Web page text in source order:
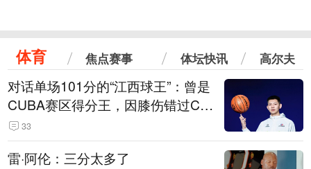
体育 焦点赛事 体坛快讯 高尔夫
对话单场101分的“江西球王”：曾是
CUBA赛区得分王，因膝伤错过CB
A选秀
33
雷·阿伦：三分太多了